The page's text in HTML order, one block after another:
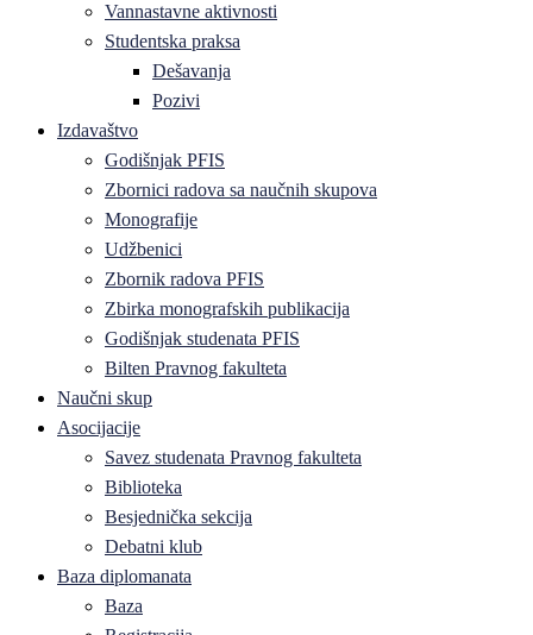
Vannastavne aktivnosti
Studentska praksa
Dešavanja
Pozivi
Izdavaštvo
Godišnjak PFIS
Zbornici radova sa naučnih skupova
Monografije
Udžbenici
Zbornik radova PFIS
Zbirka monografskih publikacija
Godišnjak studenata PFIS
Bilten Pravnog fakulteta
Naučni skup
Asocijacije
Savez studenata Pravnog fakulteta
Biblioteka
Besjednička sekcija
Debatni klub
Baza diplomanata
Baza